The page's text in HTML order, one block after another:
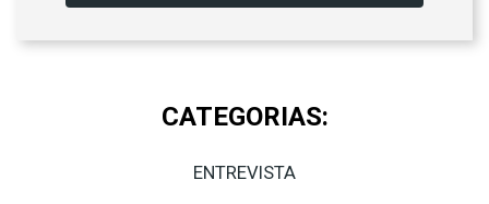
CATEGORIAS:
ENTREVISTA